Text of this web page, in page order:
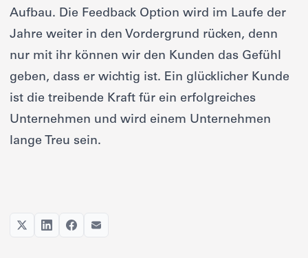
Aufbau. Die Feedback Option wird im Laufe der
Jahre weiter in den Vordergrund rücken, denn
nur mit ihr können wir den Kunden das Gefühl
geben, dass er wichtig ist. Ein glücklicher Kunde
ist die treibende Kraft für ein erfolgreiches
Unternehmen und wird einem Unternehmen
lange Treu sein.